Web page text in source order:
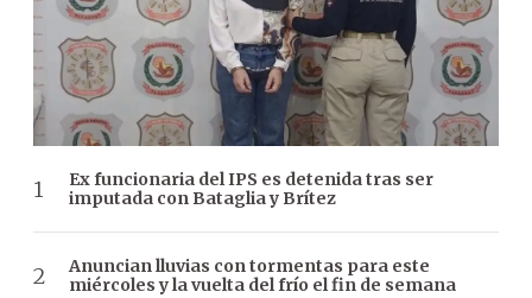
Ex funcionaria del IPS es detenida tras ser
imputada con Bataglia y Brítez
Anuncian lluvias con tormentas para este
miércoles y la vuelta del frío el fin de semana